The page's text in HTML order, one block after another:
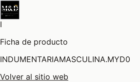
I
Ficha de producto
INDUMENTARIAMASCULINA.MYD0
Volver al sitio web